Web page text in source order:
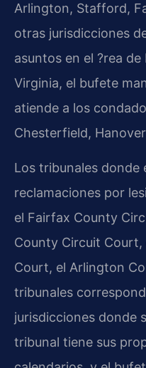
Arlington, Stafford,
otras jurisdicciones
asuntos en el ?rea
Virginia, el bufete
atiende a los
Chesterfield,
Los tribunales donde
reclamaciones por
el Fairfax County
County Circuit
Court, el Arlington
tribunales
jurisdicciones donde
tribunal tiene sus